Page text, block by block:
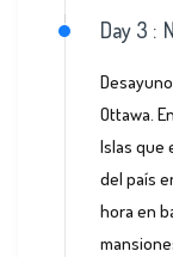
Day 3 :
Ottawa.
Islas que
del país
hora en